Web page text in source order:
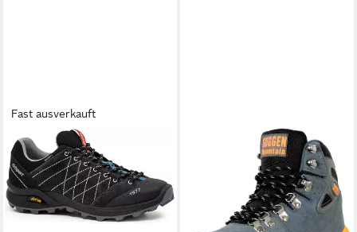
Fast ausverkauft
GRISPORTleichter
Outdoorschuh "Udine"
Halbschuh Herren mit
Vibram-Sohle Oefele
144,99 € UVP159,99 €
-9%
GUGGEN MOUNTAINHerren
Wanderschuh M008
Herrenwanderschuh
Wanderstiefel Wanderschuh
Wasserabweisend; Verstärkte
UVP99,90 €